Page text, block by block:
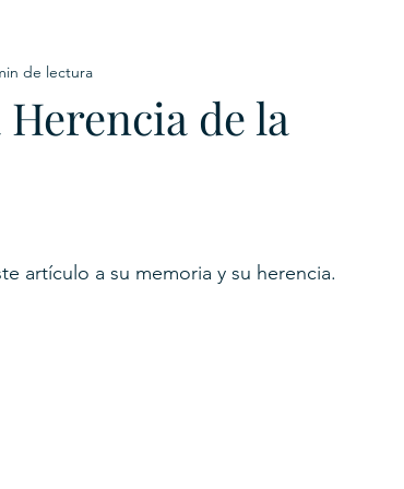
de la
de lectura
artículo a su memoria y su herencia.